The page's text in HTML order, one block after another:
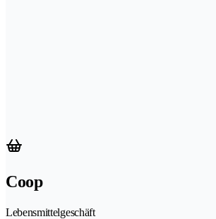
Coop
Lebensmittelgeschäft